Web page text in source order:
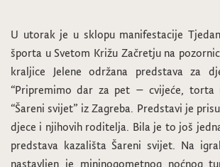
U utorak je u sklopu manifestacije
športa u Svetom Križu Začretju na
kraljice Jelene održana predstava za
“Pripremimo dar za pet – cvijeće, torta
“Šareni svijet” iz Zagreba. Predstavi je
djece i njihovih roditelja. Bila je to još
predstava kazališta Šareni svijet. Na
nastavljen je mininogometnog noćnog